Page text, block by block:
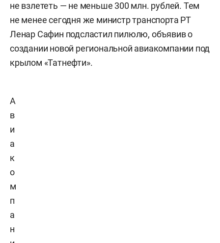
не взлететь — не меньше 300 млн. рублей. Тем
не менее сегодня же министр транспорта РТ
Ленар Сафин подсластил пилюлю, объявив о
создании новой региональной авиакомпании под
крылом «Татнефти».
А
в
и
а
к
о
м
п
а
н